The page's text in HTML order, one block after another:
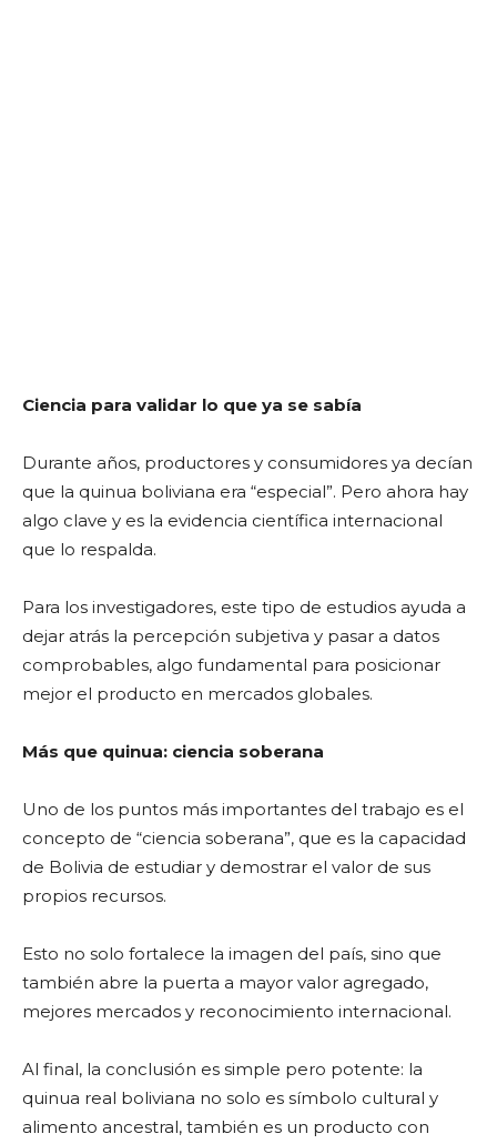
Ciencia para validar lo que ya se sabía
Durante años, productores y consumidores ya decían
que la quinua boliviana era “especial”. Pero ahora hay
algo clave y es la evidencia científica internacional
que lo respalda.
Para los investigadores, este tipo de estudios ayuda a
dejar atrás la percepción subjetiva y pasar a datos
comprobables, algo fundamental para posicionar
mejor el producto en mercados globales.
Más que quinua: ciencia soberana
Uno de los puntos más importantes del trabajo es el
concepto de “ciencia soberana”, que es la capacidad
de Bolivia de estudiar y demostrar el valor de sus
propios recursos.
Esto no solo fortalece la imagen del país, sino que
también abre la puerta a mayor valor agregado,
mejores mercados y reconocimiento internacional.
Al final, la conclusión es simple pero potente: la
quinua real boliviana no solo es símbolo cultural y
alimento ancestral, también es un producto con